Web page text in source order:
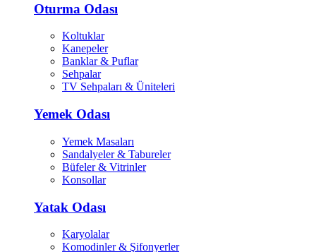
Oturma Odası
Koltuklar
Kanepeler
Banklar & Puflar
Sehpalar
TV Sehpaları & Üniteleri
Yemek Odası
Yemek Masaları
Sandalyeler & Tabureler
Büfeler & Vitrinler
Konsollar
Yatak Odası
Karyolalar
Komodinler & Şifonyerler